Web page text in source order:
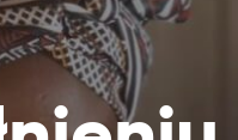
Adoptuj Seniora
Dołącz do
go finansowo i
Dajemy
w